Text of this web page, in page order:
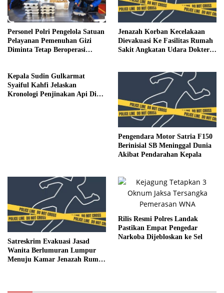
Personel Polri Pengelola Satuan
Pelayanan Pemenuhan Gizi
Diminta Tetap Beroperasi
Jenazah Korban Kecelakaan
Dievakuasi Ke Fasilitas Rumah
Sakit Angkatan Udara Dokter
Kepala Sudin Gulkarmat
Syaiful Kahfi Jelaskan
Kronologi Penjinakan Api Di
Pengendara Motor Satria F150
Berinisial SB Meninggal Dunia
Akibat Pendarahan Kepala
Satreskrim Evakuasi Jasad
Wanita Berlumuran Lumpur
Menuju Kamar Jenazah Rumah
Rilis Resmi Polres Landak
Pastikan Empat Pengedar
Narkoba Dijebloskan ke Sel